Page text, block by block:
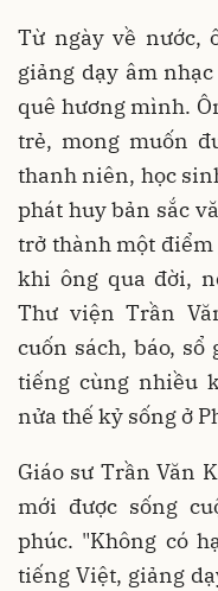
Từ ngày về nước,
giảng dạy âm
quê hương mình.
trẻ, mong muốn
thanh niên, học
phát huy bản sắc
trở thành một điểm
khi ông qua đời,
Thư viện Trần
cuốn sách, báo,
tiếng cùng nhiều
nửa thế kỷ sống ở
Giáo sư Trần Văn
mới được sống
phúc. "Không có
tiếng Việt, giảng